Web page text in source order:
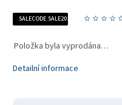
SALECODE:SALE20:20:%
Položka byla vyprodána…
Detailní informace